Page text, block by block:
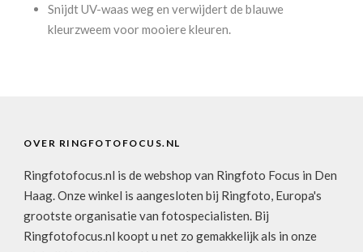
Snijdt UV-waas weg en verwijdert de blauwe
kleurzweem voor mooiere kleuren.
OVER RINGFOTOFOCUS.NL
Ringfotofocus.nl is de webshop van Ringfoto Focus in Den
Haag. Onze winkel is aangesloten bij Ringfoto, Europa's
grootste organisatie van fotospecialisten. Bij
Ringfotofocus.nl koopt u net zo gemakkelijk als in onze